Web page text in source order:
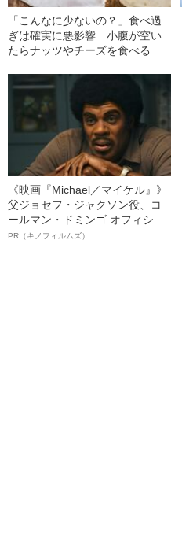
「こんなに少ないの？」食べ過
ぎは確実に悪影響…小腹が空い
たらナッツやチーズを食べる人
《映画『Michael／マイケル』》
父ジョセフ・ジャクソン役、コ
ールマン・ドミンゴ オフィシャ
ルインタビュー“観客を魅了した
PR（キノフィルムズ）